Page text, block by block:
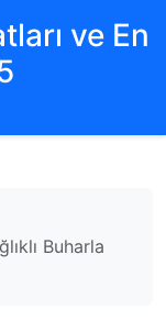
ve En
Buharla